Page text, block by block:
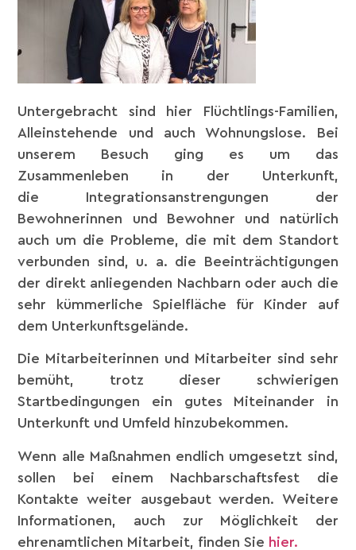
Untergebracht sind hier Flüchtlings-Familien,
Alleinstehende und auch Wohnungslose. Bei
unserem Besuch ging es um das
Zusammenleben in der Unterkunft,
die Integrationsanstrengungen der
Bewohnerinnen und Bewohner und natürlich
auch um die Probleme, die mit dem Standort
verbunden sind, u. a. die Beeinträchtigungen
der direkt anliegenden Nachbarn oder auch die
sehr kümmerliche Spielfläche für Kinder auf
dem Unterkunftsgelände.
Die Mitarbeiterinnen und Mitarbeiter sind sehr
bemüht, trotz dieser schwierigen
Startbedingungen ein gutes Miteinander in
Unterkunft und Umfeld hinzubekommen.
Wenn alle Maßnahmen endlich umgesetzt sind,
sollen bei einem Nachbarschaftsfest die
Kontakte weiter ausgebaut werden. Weitere
Informationen, auch zur Möglichkeit der
ehrenamtlichen Mitarbeit, finden Sie hier.